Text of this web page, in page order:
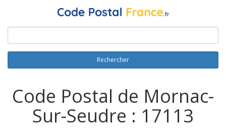
Rechercher
Code Postal de Mornac-
Sur-Seudre : 17113